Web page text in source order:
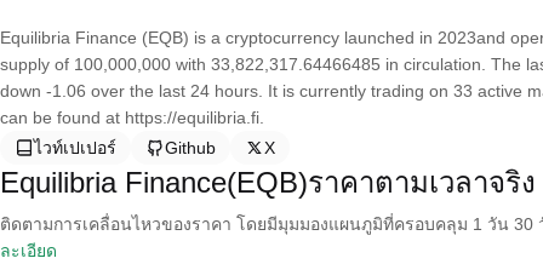
Equilibria Finance (EQB) is a cryptocurrency launched in 2023and
supply of 100,000,000 with 33,822,317.64466485 in circulation. The
down -1.06 over the last 24 hours. It is currently trading on 33 active
can be found at https://equilibria.fi.
ไวท์เปเปอร์
Github X
Equilibria Finance(EQB)ราคาตามเวลาจริง
ติดตามการเคลื่อนไหวของราคา โดยมีมุมมองแผนภูมิที่ครอบคลุม 1 วัน 30
ละเอียด